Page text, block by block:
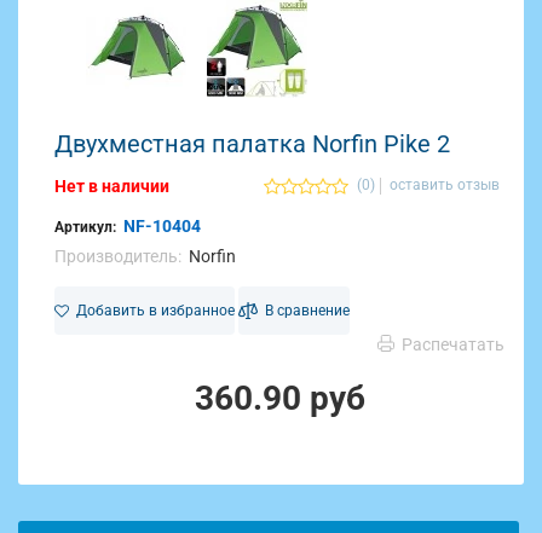
Двухместная палатка Norfin Pike 2
Нет в наличии (0) оставить отзыв
Артикул: NF-10404
Производитель: Norfin
Добавить в избранное В сравнение
Распечатать
360.90 руб